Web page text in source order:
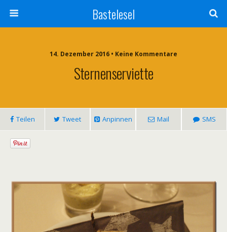
Bastelesel
14. Dezember 2016 • Keine Kommentare
Sternenserviette
Teilen Tweet Anpinnen Mail SMS